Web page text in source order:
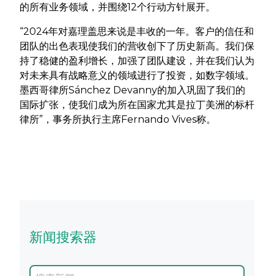
的所有业务领域，并围绕12个行动方针展开。
“2024年对嘉理盖思来说是丰收的一年。客户的信任和
团队的出色表现使我们的营收创下了历史新高。我们保
持了稳健的盈利增长，加强了团队建设，并在我们认为
对未来具有战略意义的领域进行了投资，如数字领域。
墨西哥律所Sánchez Devanny的加入巩固了我们的
国际扩张，使我们成为所在国家尤其是拉丁美洲的标杆
律所”，事务所执行主席Fernando Vives称。
新闻搜索器